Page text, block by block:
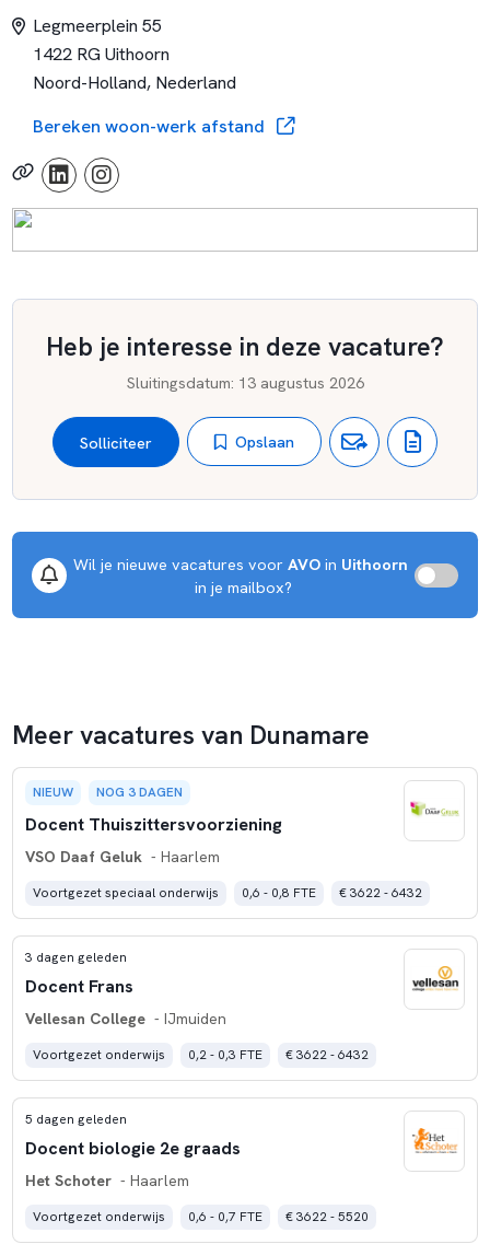
Legmeerplein 55
1422 RG Uithoorn
Noord-Holland, Nederland
Bereken woon-werk afstand
Heb je interesse in deze vacature?
Sluitingsdatum: 13 augustus 2026
Solliciteer Opslaan
Wil je nieuwe vacatures voor AVO in Uithoorn
in je mailbox?
Meer vacatures van Dunamare
NIEUW NOG 3 DAGEN
Docent Thuiszittersvoorziening
VSO Daaf Geluk - Haarlem
Voortgezet speciaal onderwijs 0,6 - 0,8 FTE € 3622 - 6432
3 dagen geleden
Docent Frans
Vellesan College - IJmuiden
Voortgezet onderwijs 0,2 - 0,3 FTE € 3622 - 6432
5 dagen geleden
Docent biologie 2e graads
Het Schoter - Haarlem
Voortgezet onderwijs 0,6 - 0,7 FTE € 3622 - 5520